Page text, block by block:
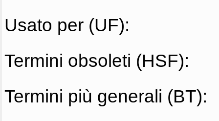
Usato per (UF):
Termini obsoleti (HSF):
Termini più generali (BT):